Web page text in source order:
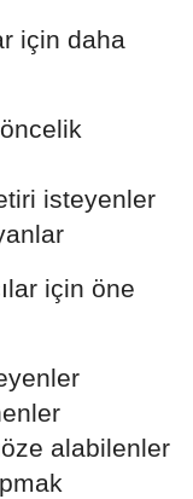
için daha
isteyenler
için öne
alabilenler